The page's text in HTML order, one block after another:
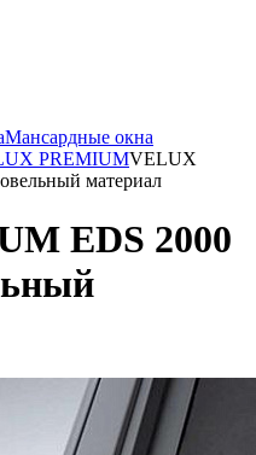
Мансардные окна
PREMIUMVELUX
материал
EDS 2000